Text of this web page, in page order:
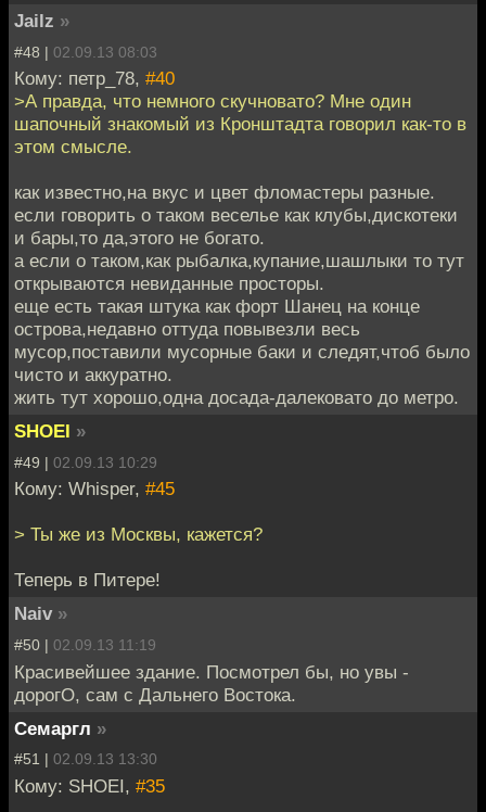
Jailz »
#48 | 02.09.13 08:03
Кому: петр_78, #40
>А правда, что немного скучновато? Мне один
шапочный знакомый из Кронштадта говорил как-то в
этом смысле.
как известно,на вкус и цвет фломастеры разные.
если говорить о таком веселье как клубы,дискотеки
и бары,то да,этого не богато.
а если о таком,как рыбалка,купание,шашлыки то тут
открываются невиданные просторы.
еще есть такая штука как форт Шанец на конце
острова,недавно оттуда повывезли весь
мусор,поставили мусорные баки и следят,чтоб было
чисто и аккуратно.
жить тут хорошо,одна досада-далековато до метро.
SHOEI »
#49 | 02.09.13 10:29
Кому: Whisper, #45
> Ты же из Москвы, кажется?
Теперь в Питере!
Naiv »
#50 | 02.09.13 11:19
Красивейшее здание. Посмотрел бы, но увы -
дорогО, сам с Дальнего Востока.
Семаргл »
#51 | 02.09.13 13:30
Кому: SHOEI, #35